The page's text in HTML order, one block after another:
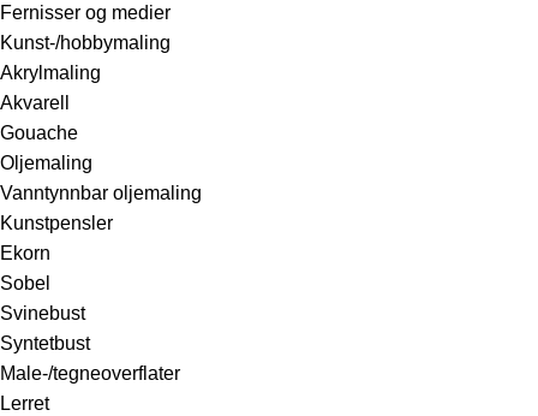
Fernisser og medier
Kunst-/hobbymaling
Akrylmaling
Akvarell
Gouache
Oljemaling
Vanntynnbar oljemaling
Kunstpensler
Ekorn
Sobel
Svinebust
Syntetbust
Male-/tegneoverflater
Lerret